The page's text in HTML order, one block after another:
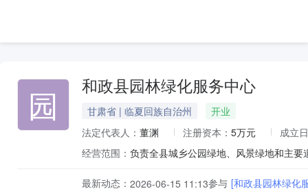
园 和政县园林绿化服务中心
甘肃省 | 临夏回族自治州
开业
法定代表人： 董渊 注册资本： 5万元
成立
经营范围： 负责全县城乡公园绿地、风景绿地和主
最新动态： 2026-06-15 11:13参与 [和政县园林绿化